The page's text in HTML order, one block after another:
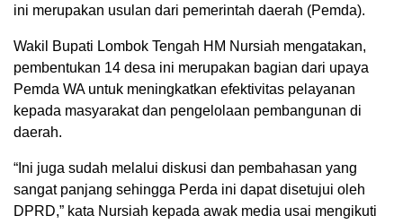
ini merupakan usulan dari pemerintah daerah (Pemda).
Wakil Bupati Lombok Tengah HM Nursiah mengatakan,
pembentukan 14 desa ini merupakan bagian dari upaya
Pemda WA untuk meningkatkan efektivitas pelayanan
kepada masyarakat dan pengelolaan pembangunan di
daerah.
“Ini juga sudah melalui diskusi dan pembahasan yang
sangat panjang sehingga Perda ini dapat disetujui oleh
DPRD,” kata Nursiah kepada awak media usai mengikuti